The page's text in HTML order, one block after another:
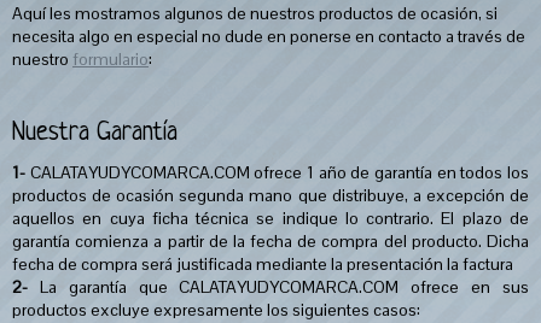
Aquí les mostramos algunos de nuestros productos de ocasión, si
necesita algo en especial no dude en ponerse en contacto a través de
nuestro formulario:
Nuestra Garantía
1- CALATAYUDYCOMARCA.COM ofrece 1 año de garantía en todos los
productos de ocasión segunda mano que distribuye, a excepción de
aquellos en cuya ficha técnica se indique lo contrario. El plazo de
garantía comienza a partir de la fecha de compra del producto. Dicha
fecha de compra será justificada mediante la presentación la factura
2- La garantía que CALATAYUDYCOMARCA.COM ofrece en sus
productos excluye expresamente los siguientes casos: